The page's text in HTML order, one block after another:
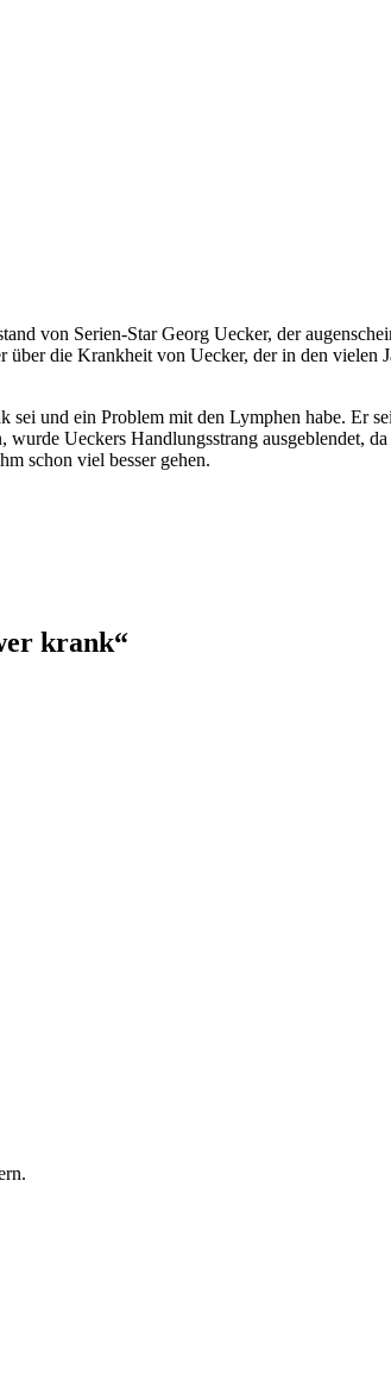
von Serien-Star Georg Uecker, der
die Krankheit von Uecker, der in den vielen
und ein Problem mit den Lymphen habe. Er
Ueckers Handlungsstrang ausgeblendet,
schon viel besser gehen.
krank“